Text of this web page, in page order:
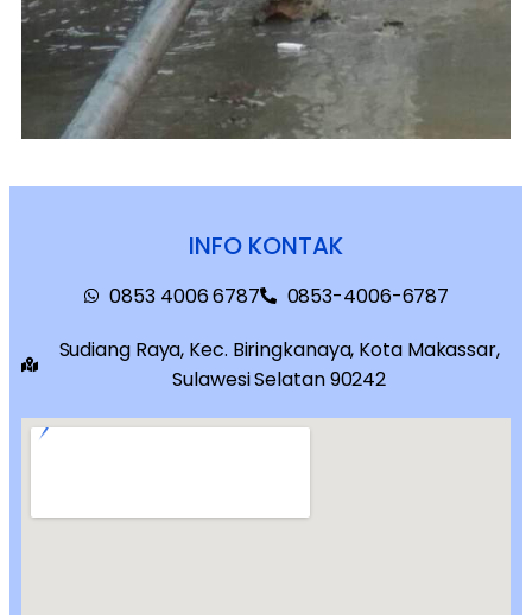
INFO KONTAK
0853 4006 6787
0853-4006-6787
Sudiang Raya, Kec. Biringkanaya, Kota Makassar,
Sulawesi Selatan 90242